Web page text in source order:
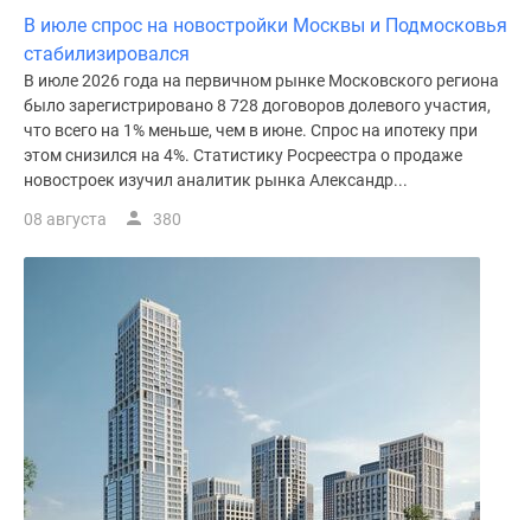
поселки
водоема
Коттеджные
поселки
Бизнес-
центры
В июле спрос на новостройки Москвы и Подмосковья
стабилизировался
В июле 2026 года на первичном рынке Московского региона
было зарегистрировано 8 728 договоров долевого участия,
что всего на 1% меньше, чем в июне. Спрос на ипотеку при
этом снизился на 4%. Статистику Росреестра о продаже
новостроек изучил аналитик рынка Александр...
08 августа 380